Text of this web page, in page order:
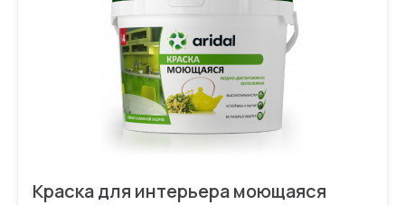
Краска для интерьера моющаяся